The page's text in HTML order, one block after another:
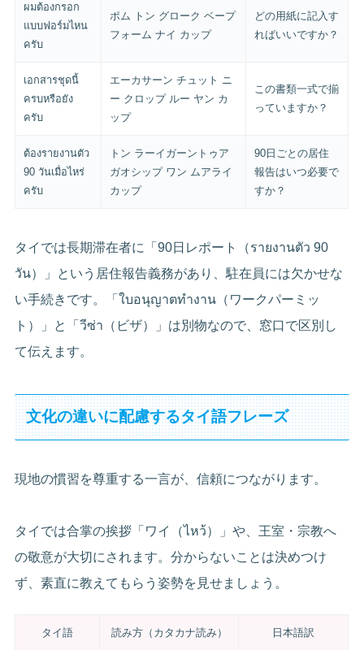
ผมต้องกรอก
แบบฟอร์มไหน
ครับ
ポム トン グローク ベープ
フォーム ナイ カップ
どの用紙に記入す
ればいいですか？
เอกสารชุดนี้
ครบหรือยัง
ครับ
エーカサーン チュット ニ
ー クロップ ルー ヤン カ
ップ
この書類一式で揃
っていますか？
ต้องรายงานตัว
90 วันเมื่อไหร่
ครับ
トン ラーイガーントゥア
ガオシップ ワン ムアライ
カップ
90日ごとの居住
報告はいつ必要で
すか？
タイでは長期滞在者に「90日レポート（รายงานตัว 90
วัน）」という居住報告義務があり、駐在員には欠かせな
い手続きです。「ใบอนุญาตทำงาน（ワークパーミッ
ト）」と「วีซ่า（ビザ）」は別物なので、窓口で区別し
て伝えます。
文化の違いに配慮するタイ語フレーズ
現地の慣習を尊重する一言が、信頼につながります。
タイでは合掌の挨拶「ワイ（ไหว้）」や、王室・宗教へ
の敬意が大切にされます。分からないことは決めつけ
ず、素直に教えてもらう姿勢を見せましょう。
タイ語 読み方（カタカナ読み） 日本語訳